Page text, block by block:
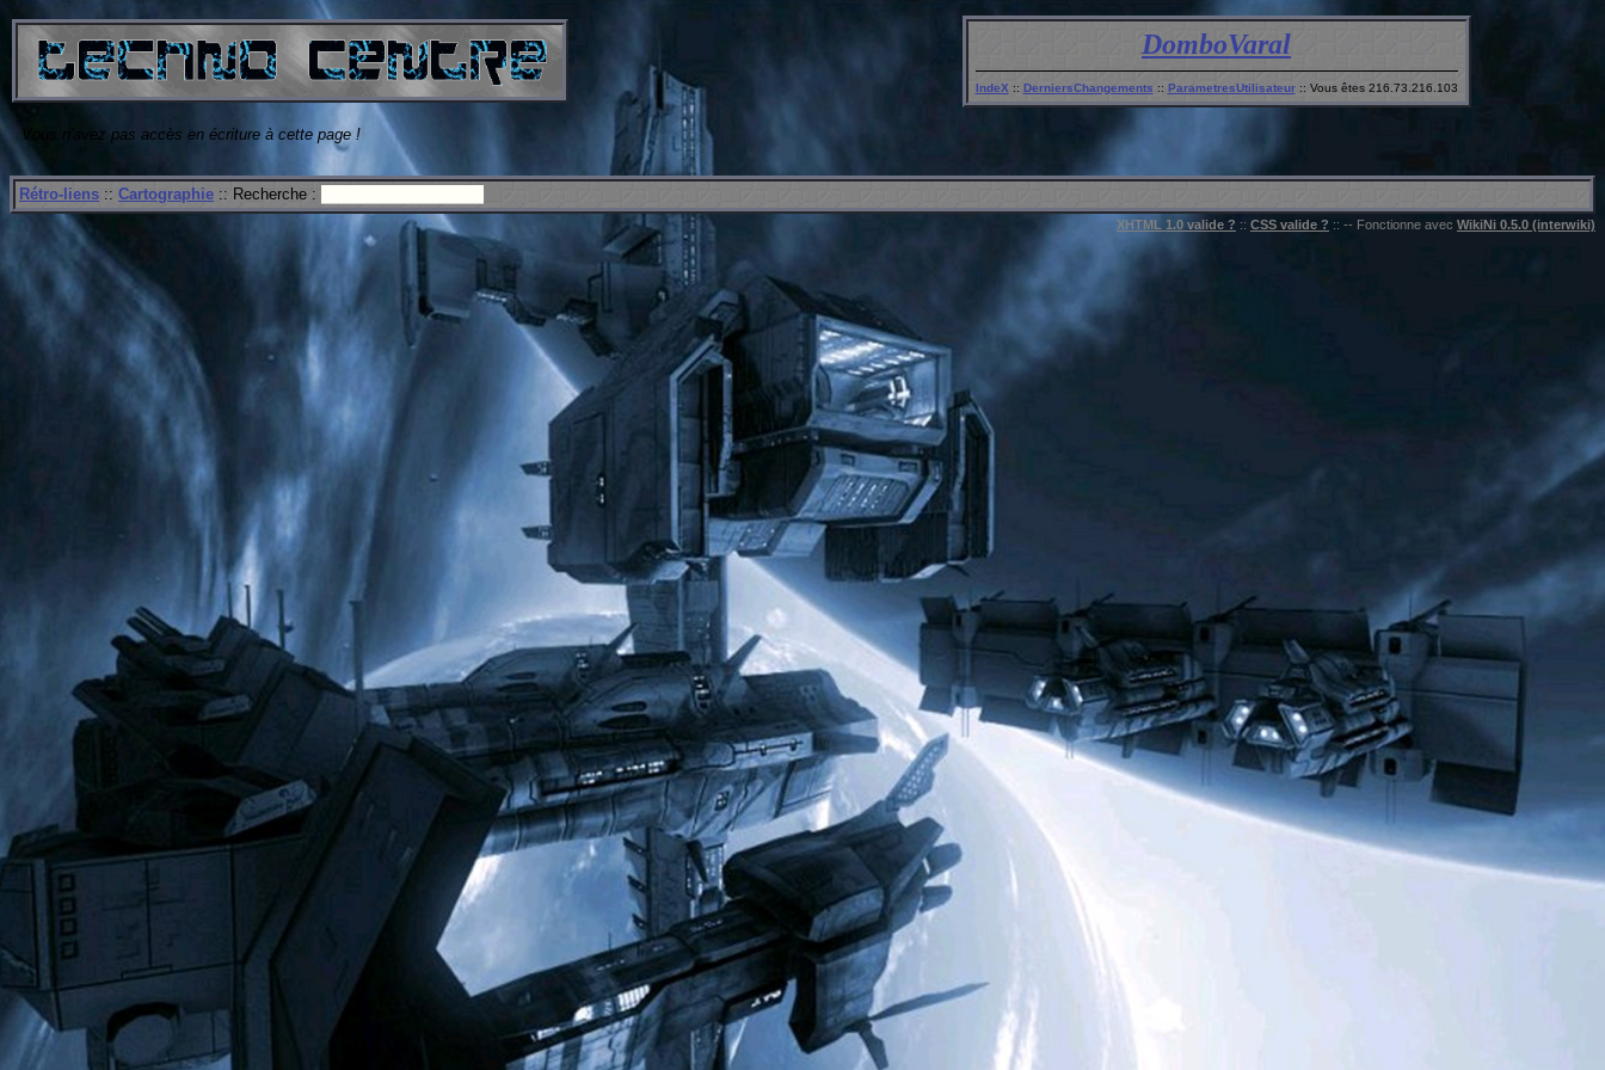
DomboVaral
IndeX :: DerniersChangements :: ParametresUtilisateur:: Vous êtes 216.73.216.103
Vous n'avez pas accès en écriture à cette page !
Rétro-liens :: Cartographie :: Recherche :
XHTML 1.0 valide ? :: CSS valide ? :: -- Fonctionne avec WikiNi 0.5.0 (interwiki)